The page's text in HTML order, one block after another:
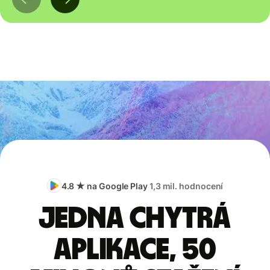
4.8 ★ na Google Play1,3 mil. hodnocení
Jedna chytrá
aplikace, 50